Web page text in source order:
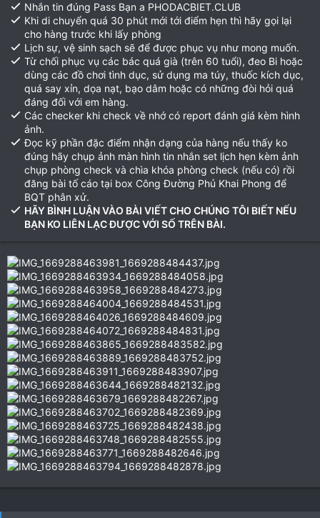
Nhắn tin đúng Pass Bạn a PHODACBIET.CLUB
Khi di chuyển quá 30 phút mới tới điểm hẹn thì hãy gọi lại
cho hàng trước khi lấy phòng
Lịch sự, vệ sinh sạch sẽ để được phục vụ như mong muốn.
Từ chối phục vụ các bác quá già (trên 60 tuổi), đeo Bi hoặc
dùng các đồ chơi tình dục, sử dụng ma túy, thuốc kích dục,
quá say xỉn, dọa nạt, bạo dâm hoặc có những đòi hỏi quá
đáng đối với em hàng.
Các checker khi check về nhớ có report đánh giá kèm hình
ảnh.
Đọc kỹ phần đặc điểm nhận dạng của hàng nếu thấy ko
đúng hãy chụp ảnh màn hình tin nhắn set lịch hẹn kèm ảnh
chụp phòng check và chìa khóa phòng check (nếu có) rồi
đăng bài tố cáo tại box Công Đường Phủ Khai Phong để
BQT phân xử.
HÃY BÌNH LUẬN VÀO BÀI VIẾT CHO CHÚNG TÔI BIẾT NẾU
BẠN KO LIÊN LẠC ĐƯỢC VỚI SỐ TRÊN BÀI.